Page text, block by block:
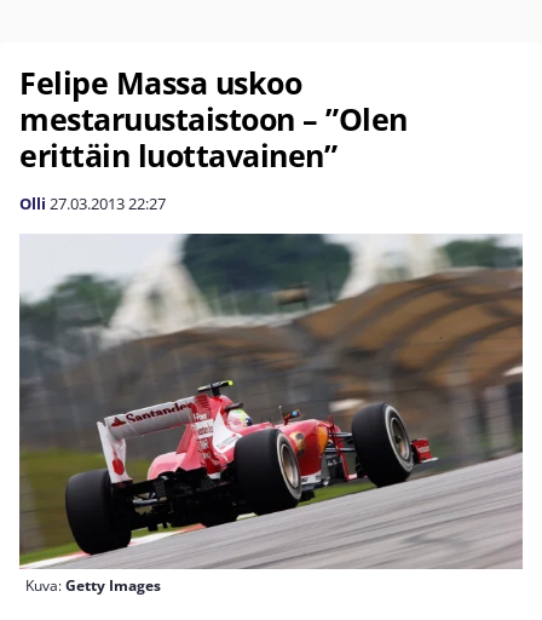
Felipe Massa uskoo
mestaruustaistoon – ”Olen
erittäin luottavainen”
Olli 27.03.201322:27
Kuva:Getty Images